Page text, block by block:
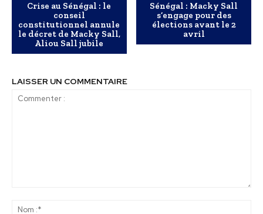
Crise au Sénégal : le
conseil
constitutionnel annule
le décret de Macky Sall,
Aliou Sall jubile
Sénégal : Macky Sall
s’engage pour des
élections avant le 2
avril
LAISSER UN COMMENTAIRE